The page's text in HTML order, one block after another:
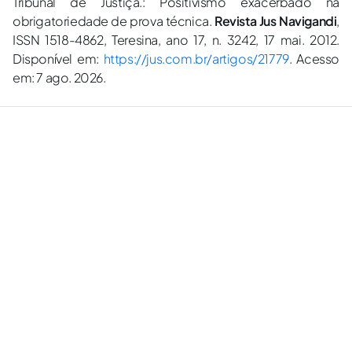
obrigatoriedade de prova técnica. Revista Jus Navigandi,
ISSN 1518-4862, Teresina, ano 17, n. 3242, 17 mai. 2012.
Disponível em: https://jus.com.br/artigos/21779. Acesso
em: 7 ago. 2026.